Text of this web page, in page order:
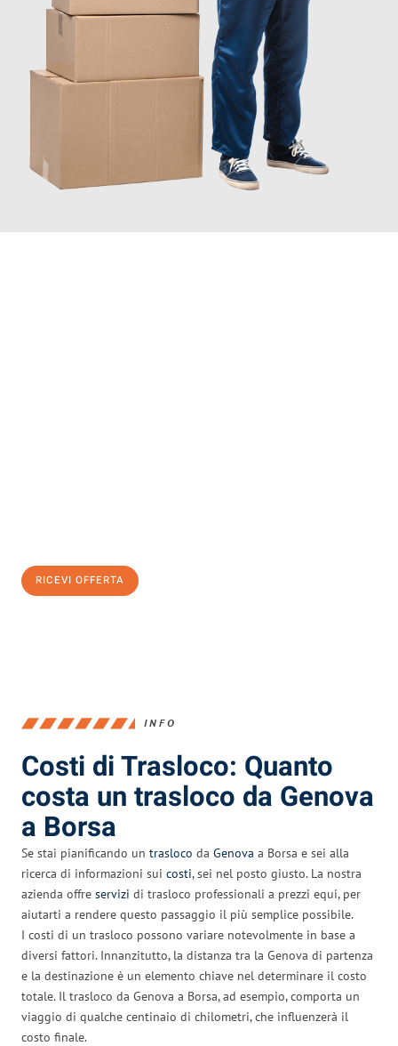
RICEVI OFFERTA
INFO
Costi di Trasloco: Quanto
costa un trasloco da Genova
a Borsa
Se stai pianificando un trasloco da Genova a Borsa e sei alla
ricerca di informazioni sui costi, sei nel posto giusto. La nostra
azienda offre servizi di trasloco professionali a prezzi equi, per
aiutarti a rendere questo passaggio il più semplice possibile.
I costi di un trasloco possono variare notevolmente in base a
diversi fattori. Innanzitutto, la distanza tra la Genova di partenza
e la destinazione è un elemento chiave nel determinare il costo
totale. Il trasloco da Genova a Borsa, ad esempio, comporta un
viaggio di qualche centinaio di chilometri, che influenzerà il
costo finale.